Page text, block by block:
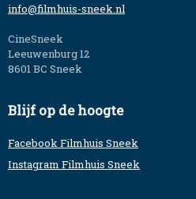
info@filmhuis-sneek.nl
CineSneek
Leeuwenburg 12
8601 BC Sneek
Blijf op de hoogte
Facebook Filmhuis Sneek
Instagram Filmhuis Sneek